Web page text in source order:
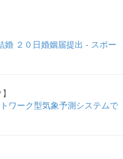
婚 ２０日婚姻届提出 - スポー
ワーク型気象予測システムで